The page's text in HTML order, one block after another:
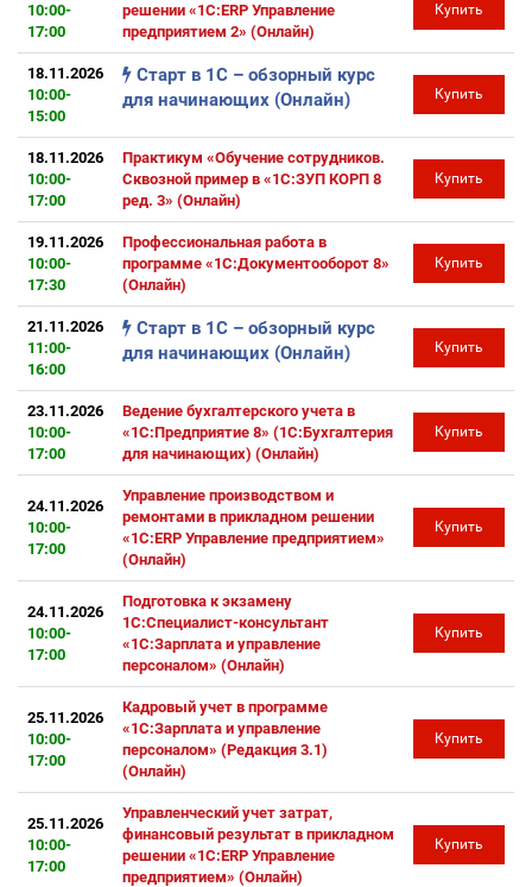
10:00-
17:00
решении «1С:ERP Управление
предприятием 2» (Онлайн)
Купить
18.11.2026
10:00-
15:00
Старт в 1С – обзорный курс
для начинающих (Онлайн)
Купить
18.11.2026
10:00-
17:00
Практикум «Обучение сотрудников.
Сквозной пример в «1С:ЗУП КОРП 8
ред. 3» (Онлайн)
Купить
19.11.2026
10:00-
17:30
Профессиональная работа в
программе «1С:Документооборот 8»
(Онлайн)
Купить
21.11.2026
11:00-
16:00
Старт в 1С – обзорный курс
для начинающих (Онлайн)
Купить
23.11.2026
10:00-
17:00
Ведение бухгалтерского учета в
«1С:Предприятие 8» (1С:Бухгалтерия
для начинающих) (Онлайн)
Купить
24.11.2026
10:00-
17:00
Управление производством и
ремонтами в прикладном решении
«1С:ERP Управление предприятием»
(Онлайн)
Купить
24.11.2026
10:00-
17:00
Подготовка к экзамену
1С:Специалист-консультант
«1С:Зарплата и управление
персоналом» (Онлайн)
Купить
25.11.2026
10:00-
17:00
Кадровый учет в программе
«1С:Зарплата и управление
персоналом» (Редакция 3.1)
(Онлайн)
Купить
25.11.2026
10:00-
17:00
Управленческий учет затрат,
финансовый результат в прикладном
решении «1С:ERP Управление
предприятием» (Онлайн)
Купить